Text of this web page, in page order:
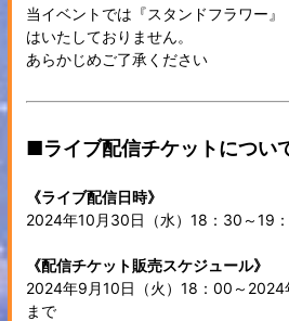
当イベントでは『スタンドフラワー』
はいたしておりません。
あらかじめご了承ください
■ライブ配信チケットについ
《ライブ配信日時》
2024年10月30日（水）18：30～19：
《配信チケット販売スケジュール》
2024年9月10日（火）18：00～2024
まで